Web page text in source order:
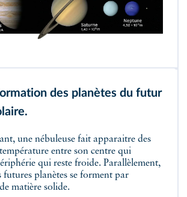
des planètes du futur
une nébuleuse fait apparaitre des
entre son centre qui
qui reste froide. Parallèlement,
futures planètes se forment par
matière solide.